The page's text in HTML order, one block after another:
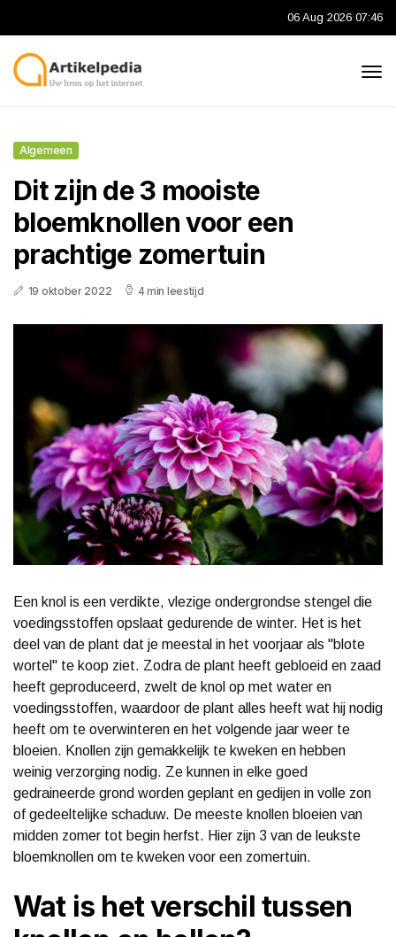
06 Aug 2026 07:46
Algemeen
Dit zijn de 3 mooiste
bloemknollen voor een
prachtige zomertuin
19 oktober 2022 4 min leestijd
Een knol is een verdikte, vlezige ondergrondse stengel die
voedingsstoffen opslaat gedurende de winter. Het is het
deel van de plant dat je meestal in het voorjaar als "blote
wortel" te koop ziet. Zodra de plant heeft gebloeid en zaad
heeft geproduceerd, zwelt de knol op met water en
voedingsstoffen, waardoor de plant alles heeft wat hij nodig
heeft om te overwinteren en het volgende jaar weer te
bloeien. Knollen zijn gemakkelijk te kweken en hebben
weinig verzorging nodig. Ze kunnen in elke goed
gedraineerde grond worden geplant en gedijen in volle zon
of gedeeltelijke schaduw. De meeste knollen bloeien van
midden zomer tot begin herfst. Hier zijn 3 van de leukste
bloemknollen om te kweken voor een zomertuin.
Wat is het verschil tussen